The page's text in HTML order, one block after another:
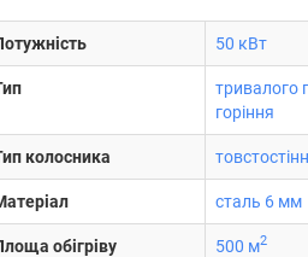
50 кВт
тривалого
горіння
колосника
сталь 6 мм
обігріву 500 м2